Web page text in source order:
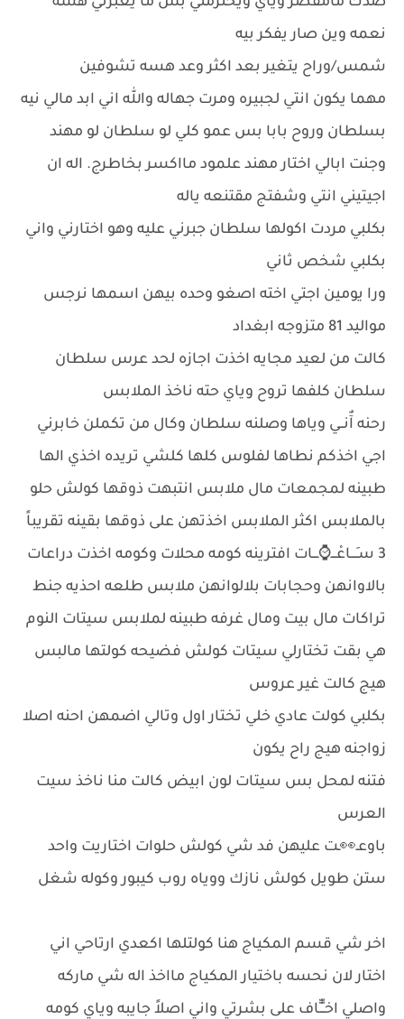
نعمه وين صار يفكر بيه
شمس/وراح يتغير بعد اكثر وعد هسه تشوفين
مهما يكون انتي لجبيره ومرت جهاله والله اني ابد مالي نيه
بسلطان وروح بابا بس عمو كلي لو سلطان لو مهند
وجنت ابالي اختار مهند علمود مااكسر بخاطرج. اله ان
اجيتيني انتي وشفتج مقتنعه ياله
بكلبي مردت اكولها سلطان جبرني عليه وهو اختارني واني
بكلبي شخص ثاني
ورا يومين اجتي اخته اصغو وحده بيهن اسمها نرجس
مواليد 81 متزوجه ابغداد
كالت من لعيد مجايه اخذت اجازه لحد عرس سلطان
سلطان كلفها تروح وياي حته ناخذ الملابس
رحنه آٌنــي وياها وصلنه سلطان وكال من تكملن خابرني
اجي اخذكم نطاها لفلوس كلها كلشي تريده اخذي الها
طبينه لمجمعات مال ملابس انتبهت ذوقها كولش حلو
بالملابس اكثر الملابس اخذتهن على ذوقها بقينه تقريباً
3 سـَـــاعْـــ⌚ـــات افترينه كومه محلات وكومه اخذت دراعات
بالاوانهن وحجابات بلالوانهن ملابس طلعه احذيه جنط
تراكات مال بيت ومال غرفه طبينه لملابس سيتات النوم
هي بقت تختارلي سيتات كولش فضيحه كولتها مالبس
هيج كالت غير عروس
بكلبي كولت عادي خلي تختار اول وتالي اضمهن احنه اصلا
زواجنه هيج راح يكون
فتنه لمحل بس سيتات لون ابيض كالت منا ناخذ سيت
العرس
باوعـ👀ـت عليهن فد شي كولش حلوات اختاريت واحد
ستن طويل كولش نازك ووياه روب كيبور وكوله شغل
اخر شي قسم المكياج هنا كولتلها اكعدي ارتاحي اني
اختار لان نحسه باختيار المكياج مااخذ اله شي ماركه
واصلي اخــّّـّّاف على بشرتي واني اصلاً جايبه وياي كومه